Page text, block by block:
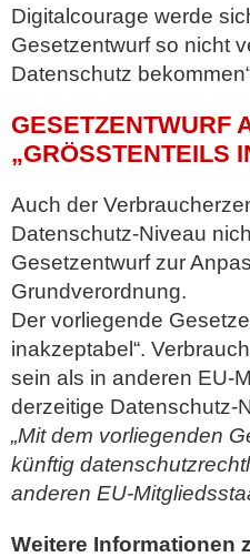
Digitalcourage werde
Gesetzentwurf so nicht
Datenschutz
GESETZENTWURF
„GRÖSSTENTEILS
Auch der
Datenschutz-Niveau
Gesetzentwurf zur
Grundverordnung.
Der vorliegende
inakzeptabel“.
sein als in anderen EU-
derzeitige Datenschutz-
„Mit dem vorliegenden
künftig
anderen EU-
Weitere Informationen